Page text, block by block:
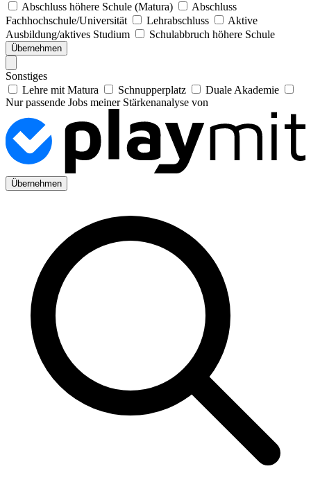
Abschluss höhere Schule (Matura)
Abschluss
Fachhochschule/Universität
Lehrabschluss
Aktive
Ausbildung/aktives Studium
Schulabbruch höhere Schule
Übernehmen
Sonstiges
Lehre mit Matura
Schnupperplatz
Duale Akademie
Nur passende Jobs meiner Stärkenanalyse von
Übernehmen